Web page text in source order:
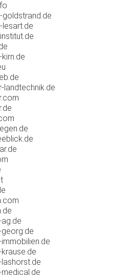
goldstrand.de
lesart.de
landtechnik.de